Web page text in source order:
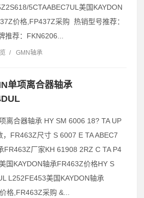
5CTAABEC7UL美国KAYDON
价格,FP437Z采购 热销型号推荐：
荐：FKN6206...
/ GMN轴承
单项离合器轴承
离合器轴承 HY SM 6006 18? TA UP
，FR463Z尺寸 S 6007 E TA ABEC7
FR463Z厂家KH 61908 2RZ C TA P4
国KAYDON轴承FR463Z价格HY S
L252FE453美国KAYDON轴承
格,FR463Z采购 &...